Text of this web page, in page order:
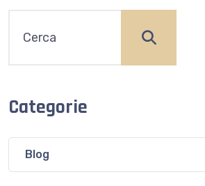
Categorie
Blog